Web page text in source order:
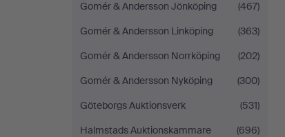
Gomér & Andersson Jönköping
(467)
Gomér & Andersson Linköping
(363)
Gomér & Andersson Norrköping
(202)
Gomér & Andersson Nyköping
(300)
Göteborgs Auktionsverk
(531)
Halmstads Auktionskammare
(696)